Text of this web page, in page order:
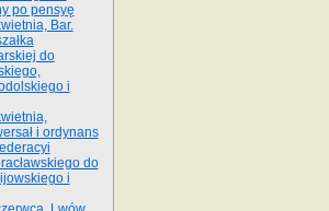
po pensyę
Bar.
do
i
i ordynans
do
i